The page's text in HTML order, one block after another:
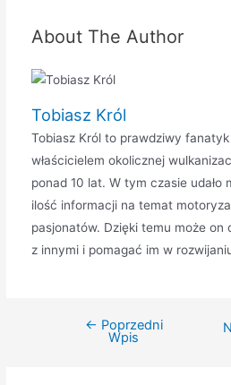
About The Author
Tobiasz Król
Tobiasz Król to prawdziwy
właścicielem okolicznej
ponad 10 lat. W tym czasie udało
ilość informacji na temat
pasjonatów. Dzięki temu może on
z innymi i pomagać im w
Nawigacja
← Poprzedni
Wpis